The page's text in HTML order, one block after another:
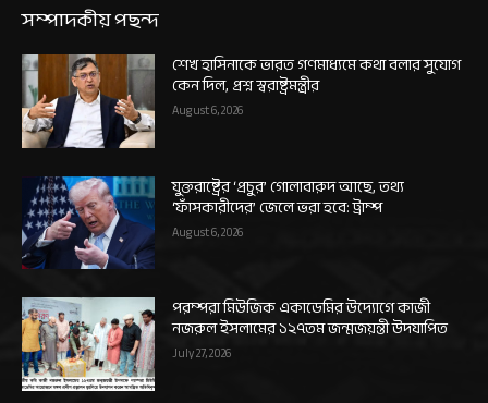
সম্পাদকীয় পছন্দ
শেখ হাসিনাকে ভারত গণমাধ্যমে কথা বলার সুযোগ
কেন দিল, প্রশ্ন স্বরাষ্ট্রমন্ত্রীর
August 6, 2026
যুক্তরাষ্ট্রের ‘প্রচুর’ গোলাবারুদ আছে, তথ্য
‘ফাঁসকারীদের’ জেলে ভরা হবে: ট্রাম্প
August 6, 2026
পরম্পরা মিউজিক একাডেমির উদ্যোগে কাজী
নজরুল ইসলামের ১২৭তম জন্মজয়ন্তী উদযাপিত
July 27, 2026